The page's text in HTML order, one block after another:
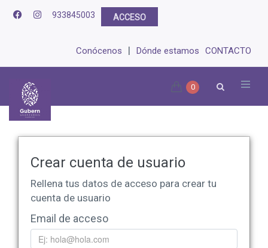
933845003 ACCESO
Conócenos | Dónde estamos CONTACTO
0
Crear cuenta de usuario
Rellena tus datos de acceso para crear tu
cuenta de usuario
Email de acceso